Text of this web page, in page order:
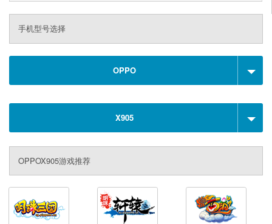
手机型号选择
OPPO
X905
OPPOX905游戏推荐